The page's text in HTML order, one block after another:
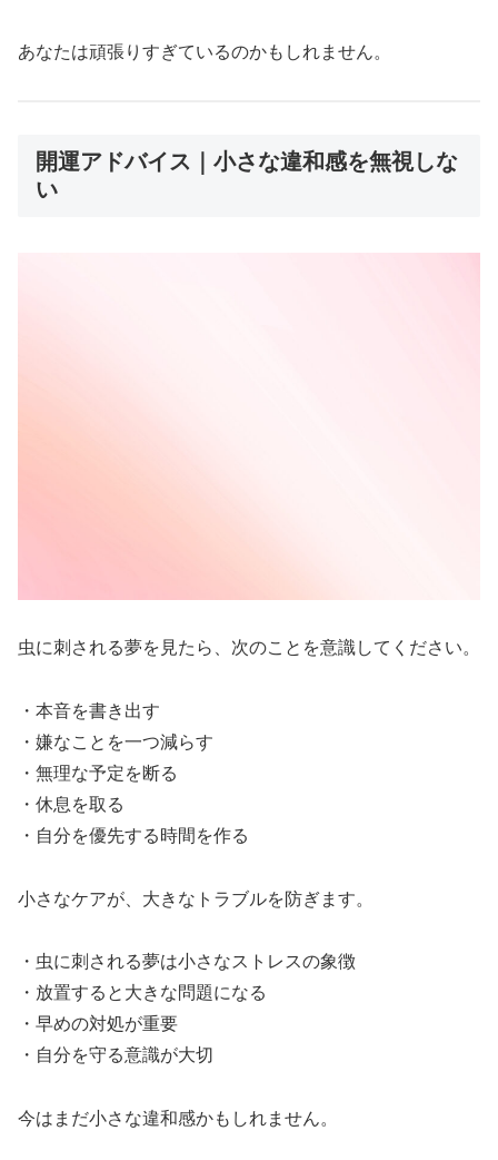
あなたは頑張りすぎているのかもしれません。
開運アドバイス｜小さな違和感を無視しな
い
虫に刺される夢を見たら、次のことを意識してください。
・本音を書き出す
・嫌なことを一つ減らす
・無理な予定を断る
・休息を取る
・自分を優先する時間を作る
小さなケアが、大きなトラブルを防ぎます。
・虫に刺される夢は小さなストレスの象徴
・放置すると大きな問題になる
・早めの対処が重要
・自分を守る意識が大切
今はまだ小さな違和感かもしれません。